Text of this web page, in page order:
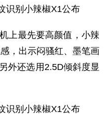
上最先要高颜值，小辣
，出示闷骚红、墨笔画
外还选用2.5D倾斜度显